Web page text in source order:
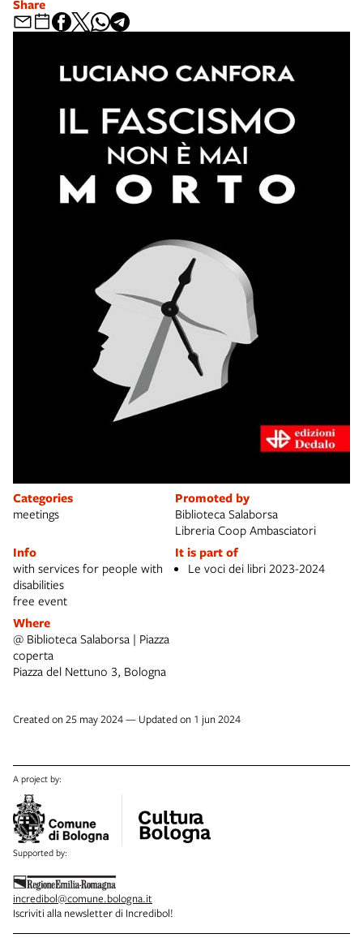
Categories
meetings
Promoted by
Biblioteca Salaborsa
Libreria Coop Ambasciatori
Info
with services for people with
disabilities
free event
It is part of
Le voci dei libri 2023-2024
Where
@ Biblioteca Salaborsa | Piazza
coperta
Piazza del Nettuno 3, Bologna
Share
Created on 25 may 2024 — Updated on 1 jun 2024
A project by:
Supported by:
incredibol@comune.bologna.it
Iscriviti alla newsletter di Incredibol!